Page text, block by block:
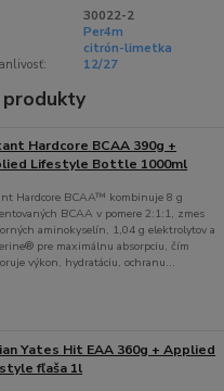
30022-2
Per4m
citrón-limetka
12/27
Hardcore BCAA 390g +
Lifestyle Bottle 1000ml
Hardcore BCAA™ kombinuje 8 g
BCAA v pomere 2:1:1, zmes
aminokyselín, 1,04 g elektrolytov a
pre maximálnu absorpciu, čím
výkon, hydratáciu, ochranu...
Yates Hit EAA 360g + Applied
fľaša 1l